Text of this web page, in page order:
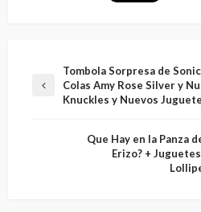
Tombola Sorpresa de
Colas Amy Rose Silver y
Knuckles y Nuevos
Que Hay en la Panza
Erizo? +